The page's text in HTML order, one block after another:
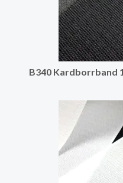
B340 Kardborrband